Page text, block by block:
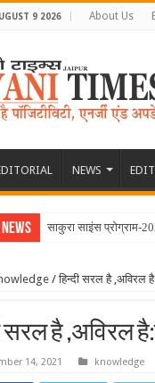
9 2026 About Us
NEWS
साकुरा साइंस प्रोग्राम-
/ हिन्दी सरल है ,अविरल
सरल है ,अविरल
14, 2021 knowledge